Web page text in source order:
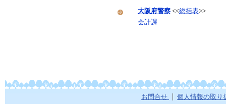
大阪府警察 <<総括表>>
会計課
お問合せ 個人情報の取り